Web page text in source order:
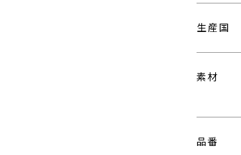
生産国
素材
品番